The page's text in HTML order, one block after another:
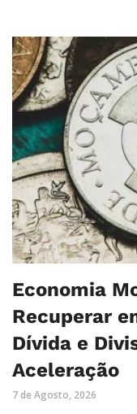
Economia
Recuperar
Dívida e
Aceleração
7 de Agosto, 2026